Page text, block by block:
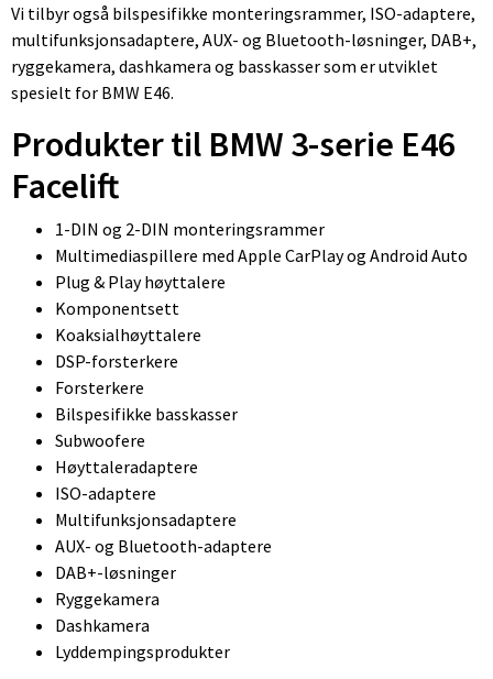
Vi tilbyr også bilspesifikke monteringsrammer, ISO-adaptere,
multifunksjonsadaptere, AUX- og Bluetooth-løsninger, DAB+,
ryggekamera, dashkamera og basskasser som er utviklet
spesielt for BMW E46.
Produkter til BMW 3-serie E46
Facelift
1-DIN og 2-DIN monteringsrammer
Multimediaspillere med Apple CarPlay og Android Auto
Plug & Play høyttalere
Komponentsett
Koaksialhøyttalere
DSP-forsterkere
Forsterkere
Bilspesifikke basskasser
Subwoofere
Høyttaleradaptere
ISO-adaptere
Multifunksjonsadaptere
AUX- og Bluetooth-adaptere
DAB+-løsninger
Ryggekamera
Dashkamera
Lyddempingsprodukter